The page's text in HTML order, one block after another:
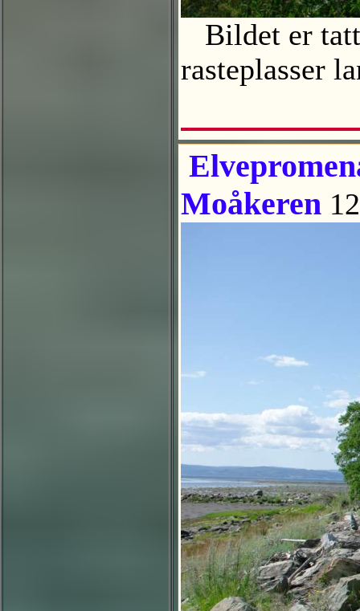
Bildet er
rasteplasser
Moåkeren